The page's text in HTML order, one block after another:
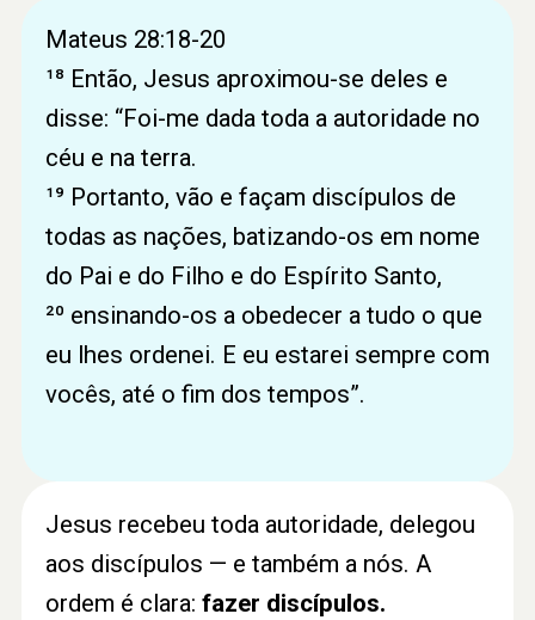
Mateus 28:18-20
¹⁸ Então, Jesus aproximou-se deles e
disse: “Foi-me dada toda a autoridade no
céu e na terra.
¹⁹ Portanto, vão e façam discípulos de
todas as nações, batizando-os em nome
do Pai e do Filho e do Espírito Santo,
²⁰ ensinando-os a obedecer a tudo o que
eu lhes ordenei. E eu estarei sempre com
vocês, até o fim dos tempos”.
Jesus recebeu toda autoridade, delegou
aos discípulos — e também a nós. A
ordem é clara: fazer discípulos.